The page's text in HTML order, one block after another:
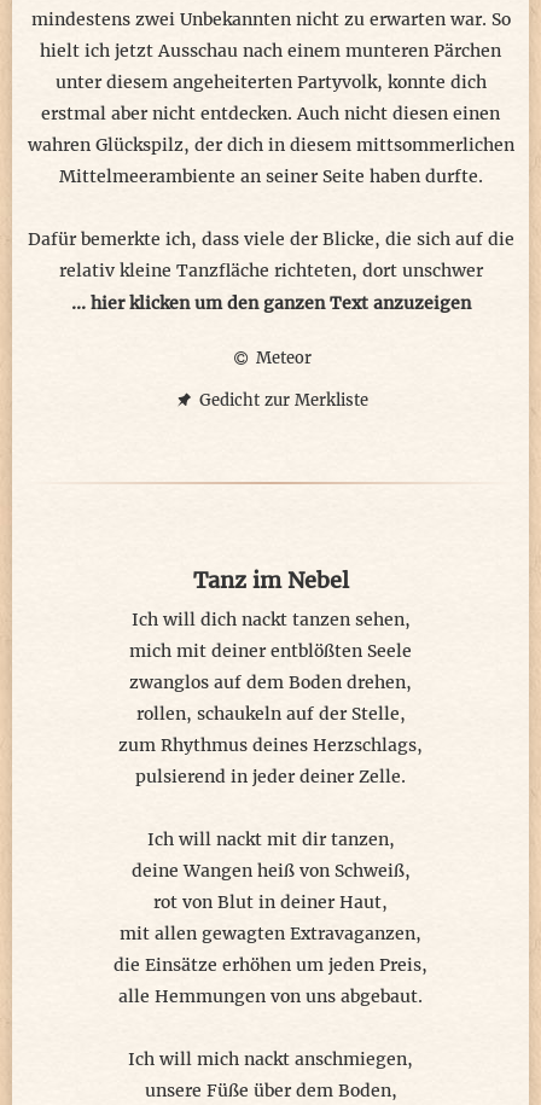
Das Flusswasser steht uns bis zum Hals,
wir gehen hier nicht weg, keinesfalls ...
© meteor 2025
mindestens zwei Unbekannten nicht zu erwarten war. So
hielt ich jetzt Ausschau nach einem munteren Pärchen
unter diesem angeheiterten Partyvolk, konnte dich
erstmal aber nicht entdecken. Auch nicht diesen einen
wahren Glückspilz, der dich in diesem mittsommerlichen
Mittelmeerambiente an seiner Seite haben durfte.
Dafür bemerkte ich, dass viele der Blicke, die sich auf die
relativ kleine Tanzfläche richteten, dort unschwer
erkennbar auf eine atemberaubende Tänzerin fokusiert
nicht von ihr abhalten und folgte instinktiv ihren
optischen weiblichen Avancen, welche sie in dieser Bar
spektakulär, wie sie die Klänge und Melodien in Echtzeit
den Genuss ihrer reizvollen Darbietung zu gelangen. Nur
missmutig ließen mich die anderen 'Voyeure' zwischen
sich hindurch, jeder war aber so gebannt, dass kein
Schubser als Aggression missverstanden wurde. Jedem
war nur verständlich, wohin es mich drang und warum!
Endlich schaffte ich es bis unmittelbar an das
Tanzfleckchen, wo mir die Attraktion der Nacht noch
entzückte. Meine Augen versuchten ihren
Hüftbewegungen zu folgen, was ihnen jedoch immer nur
so zwei Seitamplituden lang gelang. Dann verlor sich
ihre Konzentration wieder, abgelenkt durch einen der
vielen weiteren Highlights an dieser Naturgewalt. Sei es
ihre nackte Schulterpartie mit den Spaghettiträgerchen,
Wirbelsäule umsäumte, die unter ihrem tiefen
Kleidchenausschnitt verschwand und ihr durch die Luft
... hier klicken um den ganzen Text anzuzeigen
Meteor
Gedicht zur Merkliste
Tanz im Nebel
Ich will dich nackt tanzen sehen,
mich mit deiner entblößten Seele
zwanglos auf dem Boden drehen,
rollen, schaukeln auf der Stelle,
zum Rhythmus deines Herzschlags,
pulsierend in jeder deiner Zelle.
Ich will nackt mit dir tanzen,
deine Wangen heiß von Schweiß,
rot von Blut in deiner Haut,
mit allen gewagten Extravaganzen,
die Einsätze erhöhen um jeden Preis,
alle Hemmungen von uns abgebaut.
Ich will mich nackt anschmiegen,
unsere Füße über dem Boden,